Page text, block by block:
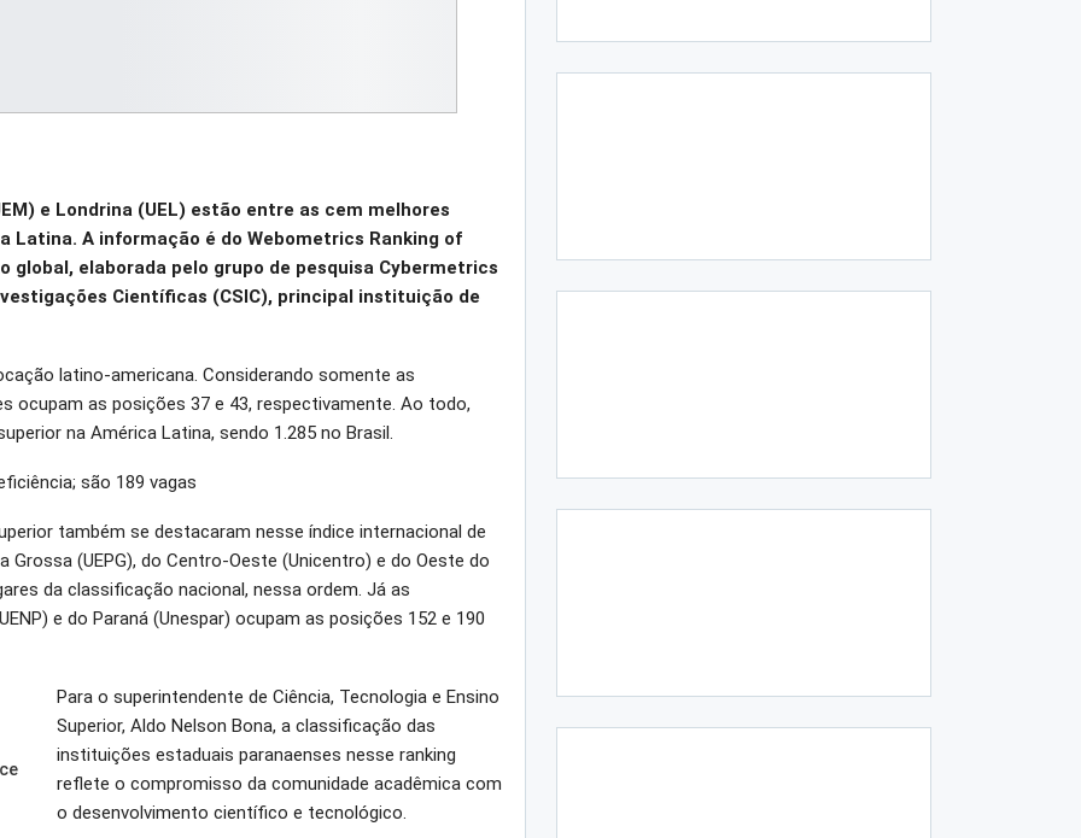
e Londrina (UEL) estão entre as cem melhores
Latina. A informação é do Webometrics Ranking of
global, elaborada pelo grupo de pesquisa Cybermetrics
Científicas (CSIC), principal instituição de
latino-americana. Considerando somente as
ocupam as posições 37 e 43, respectivamente. Ao todo,
na América Latina, sendo 1.285 no Brasil.
são 189 vagas
também se destacaram nesse índice internacional de
Grossa (UEPG), do Centro-Oeste (Unicentro) e do Oeste do
da classificação nacional, nessa ordem. Já as
e do Paraná (Unespar) ocupam as posições 152 e 190
Para o superintendente de Ciência, Tecnologia e Ensino
Superior, Aldo Nelson Bona, a classificação das
instituições estaduais paranaenses nesse ranking
reflete o compromisso da comunidade acadêmica com
o desenvolvimento científico e tecnológico.